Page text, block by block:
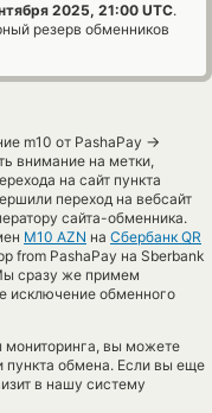
2025, 21:00 UTC.
резерв обменников
m10 от PashaPay →
внимание на метки,
на сайт пункта
переход на вебсайт
сайта-обменника.
M10 AZN на Сбербанк QR
from PashaPay на Sberbank
сразу же примем
исключение обменного
мониторинга, вы можете
обмена. Если вы еще
в нашу систему